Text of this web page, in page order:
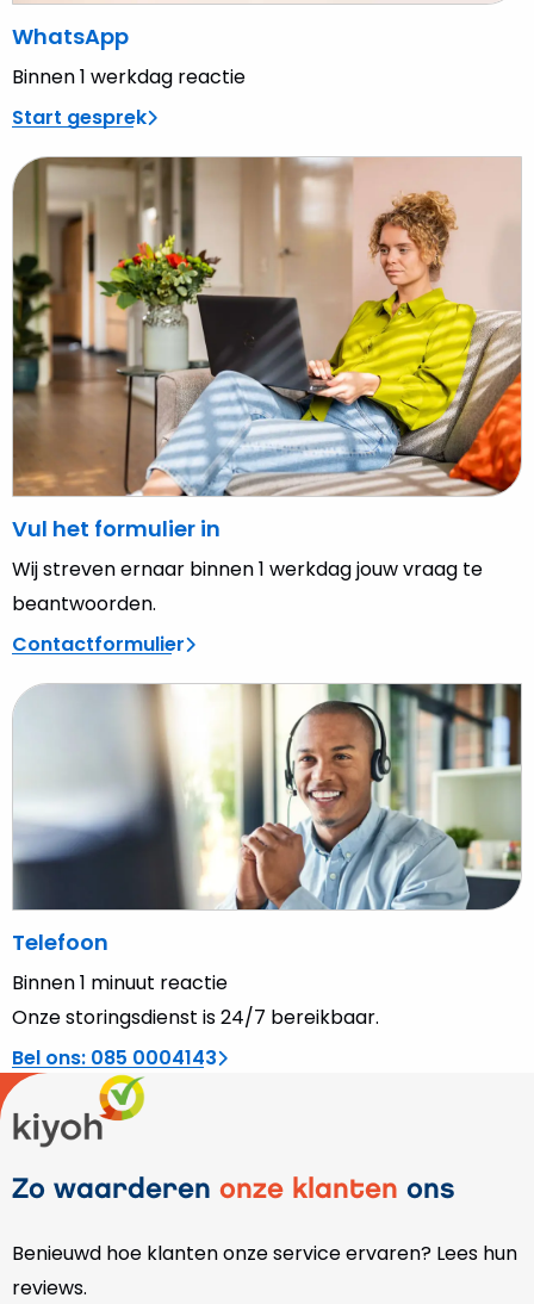
WhatsApp
Binnen 1 werkdag reactie
Start gesprek
Lees
meer
Vul
het
formulier
in
Vul het formulier in
Wij streven ernaar binnen 1 werkdag jouw vraag te
beantwoorden.
Contactformulier
Lees
Telefoon
Binnen 1 minuut reactie
Onze storingsdienst is 24/7 bereikbaar.
Bel ons: 085 0004143
Zo waarderen onze klanten ons
Benieuwd hoe klanten onze service ervaren? Lees hun
reviews.